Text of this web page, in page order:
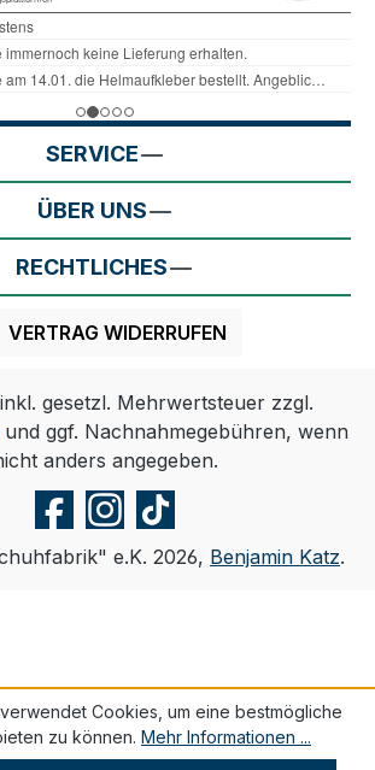
SERVICE
ÜBER UNS
RECHTLICHES
VERTRAG WIDERRUFEN
gesetzl. Mehrwertsteuer zzgl.
ggf. Nachnahmegebühren, wenn
anders angegeben.
e.K. 2026, Benjamin Katz.
Cookies, um eine bestmögliche
zu können. Mehr Informationen ...